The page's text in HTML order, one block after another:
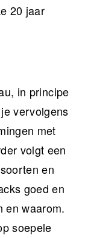
20 jaar
in principe
vervolgens
met
volgt een
en
goed en
en waarom.
soepele